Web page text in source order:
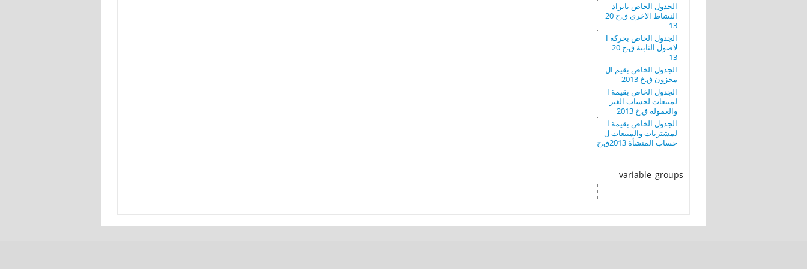
الجدول الخاص بايراد
النشاط الاخرى ق.خ 20
13
الجدول الخاص بحركة ا
لاصول الثابتة ق.خ 20
13
الجدول الخاص بقيم ال
مخزون ق.خ 2013
الجدول الخاص بقيمة ا
لمبيعات لحساب الغير
والعمولة ق.خ 2013
الجدول الخاص بقيمة ا
لمشتريات والمبيعات ل
حساب المنشأة 2013ق.خ
variable_groups